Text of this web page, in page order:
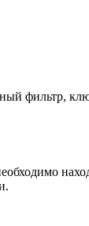
фильтр,